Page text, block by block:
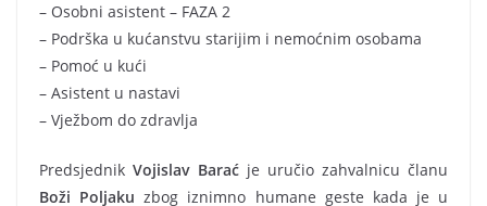
– Osobni asistent – FAZA 2
– Podrška u kućanstvu starijim i nemoćnim osobama
– Pomoć u kući
– Asistent u nastavi
– Vježbom do zdravlja
Predsjednik Vojislav Barać je uručio zahvalnicu članu
Boži Poljaku zbog iznimno humane geste kada je u